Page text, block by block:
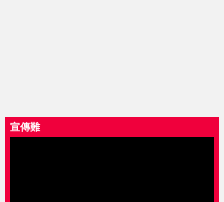
宣傳難